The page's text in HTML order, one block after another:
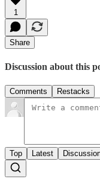
1
Share
Discussion about this
Comments Restacks
Top Latest